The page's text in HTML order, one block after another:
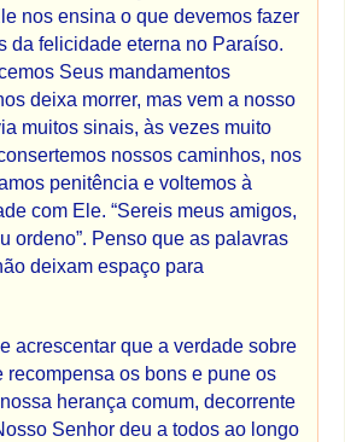
nos ensina o que devemos fazer
da felicidade eterna no Paraíso.
Seus mandamentos
deixa morrer, mas vem a nosso
muitos sinais, às vezes muito
nossos caminhos, nos
penitência e voltemos à
com Ele. “Sereis meus amigos,
ordeno”. Penso que as palavras
deixam espaço para
acrescentar que a verdade sobre
recompensa os bons e pune os
herança comum, decorrente
Senhor deu a todos ao longo